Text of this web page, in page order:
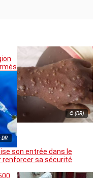
© (DR)
son entrée dans le
renforcer sa sécurité